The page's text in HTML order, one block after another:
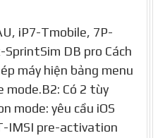
iP7-Tmobile, 7P-
DB pro Cách
máy hiện bảng menu
mode.B2: Có 2 tùy
mode: yêu cầu iOS
IMSI pre-activation